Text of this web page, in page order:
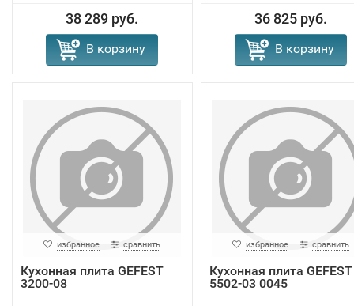
38 289 руб.
В корзину
36 825 руб.
В корзину
избранное сравнить
Кухонная плита GEFEST
3200-08
избранное сравнить
Кухонная плита GEFEST
5502-03 0045